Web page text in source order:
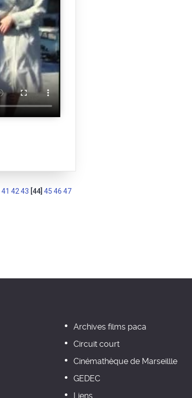
41 42 43 [44] 45 46 47
Archives films paca
Circuit court
Cinémathèque de Marseillle
GEDEC
Liens